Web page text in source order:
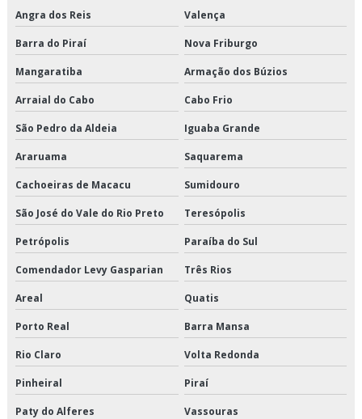
Cross docking transporte
Cross docking valor
Crossdocking em são paulo
Crossdocking preço
Crossdocking valor
Distribuição de alimentos climatizados em sp
Distribuição de alimentos climatizados preço
Distribuição de alimentos climatizados são paulo
Distribuição de alimentos climatizados valor
Distribuição de alimentos congelados em sp
Distribuição de alimentos congelados preço
Angra dos Reis Valença
Barra do Piraí Nova Friburgo
Mangaratiba Armação dos Búzios
Arraial do Cabo Cabo Frio
São Pedro da Aldeia Iguaba Grande
Araruama Saquarema
Cachoeiras de Macacu Sumidouro
São José do Vale do Rio Preto Teresópolis
Petrópolis Paraíba do Sul
Comendador Levy Gasparian Três Rios
Areal Quatis
Porto Real Barra Mansa
Rio Claro Volta Redonda
Pinheiral Piraí
Paty do Alferes Vassouras